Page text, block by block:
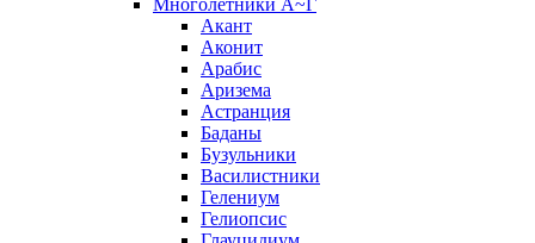
Многолетники А~Г
Акант
Аконит
Арабис
Аризема
Астранция
Баданы
Бузульники
Василистники
Гелениум
Гелиопсис